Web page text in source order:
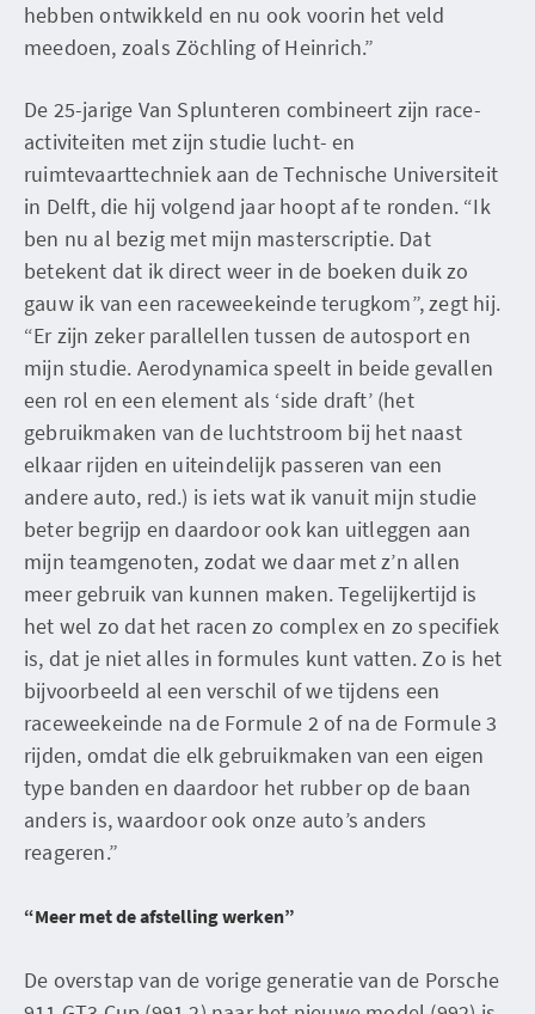
hebben ontwikkeld en nu ook voorin het veld
meedoen, zoals Zöchling of Heinrich.”
De 25-jarige Van Splunteren combineert zijn race-
activiteiten met zijn studie lucht- en
ruimtevaarttechniek aan de Technische Universiteit
in Delft, die hij volgend jaar hoopt af te ronden. “Ik
ben nu al bezig met mijn masterscriptie. Dat
betekent dat ik direct weer in de boeken duik zo
gauw ik van een raceweekeinde terugkom”, zegt hij.
“Er zijn zeker parallellen tussen de autosport en
mijn studie. Aerodynamica speelt in beide gevallen
een rol en een element als ‘side draft’ (het
gebruikmaken van de luchtstroom bij het naast
elkaar rijden en uiteindelijk passeren van een
andere auto, red.) is iets wat ik vanuit mijn studie
beter begrijp en daardoor ook kan uitleggen aan
mijn teamgenoten, zodat we daar met z’n allen
meer gebruik van kunnen maken. Tegelijkertijd is
het wel zo dat het racen zo complex en zo specifiek
is, dat je niet alles in formules kunt vatten. Zo is het
bijvoorbeeld al een verschil of we tijdens een
raceweekeinde na de Formule 2 of na de Formule 3
rijden, omdat die elk gebruikmaken van een eigen
type banden en daardoor het rubber op de baan
anders is, waardoor ook onze auto’s anders
reageren.”
“Meer met de afstelling werken”
De overstap van de vorige generatie van de Porsche